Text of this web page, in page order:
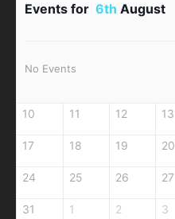
Events for 6th August
No Events
10 11 12 13
17 18 19 20
24 25 26 27
31 1 2 3